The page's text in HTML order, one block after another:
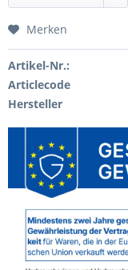
Merken
Artikel-Nr.:
Articlecode
Hersteller